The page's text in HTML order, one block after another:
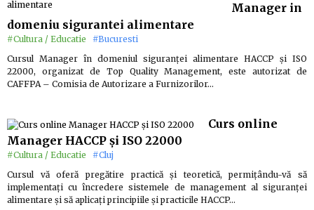
Manager in
domeniu sigurantei alimentare
#Cultura / Educatie
#Bucuresti
Cursul Manager în domeniul siguranţei alimentare HACCP şi ISO
22000, organizat de Top Quality Management, este autorizat de
CAFFPA – Comisia de Autorizare a Furnizorilor…
Curs online
Manager HACCP și ISO 22000
#Cultura / Educatie
#Cluj
Cursul vă oferă pregătire practică și teoretică, permițându-vă să
implementați cu încredere sistemele de management al siguranței
alimentare și să aplicați principiile și practicile HACCP…